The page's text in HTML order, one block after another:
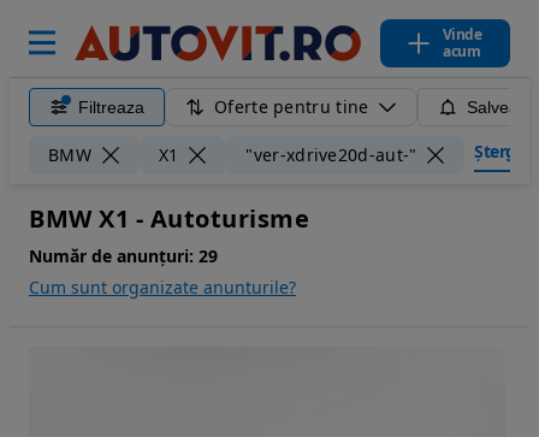
Vinde
acum
Filtreaza Oferte pentru tine
BMW X1 "ver-xdrive20d-aut-" Șterge
BMW X1 - Autoturisme
Număr de anunțuri: 29
Cum sunt organizate anunturile?